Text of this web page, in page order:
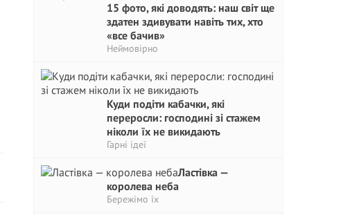
15 фото, які доводять: наш світ ще
здатен здивувати навіть тих, хто
«все бачив»
Неймовірно
Куди подіти кабачки, які
переросли: господині зі стажем
ніколи їх не викидають
Гарні ідеї
Ластівка —
королева неба
Бережімо їх